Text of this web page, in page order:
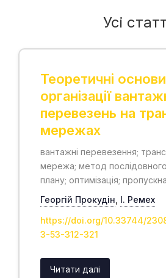
Усі
Теоретичні основи
організації
перевезень на
мережах
вантажні перевезення;
мережа; метод
плану; оптимізація;
Георгій Прокудін І. Ремех
https://doi.org/10.33744/
3-53-312-321
Читати далі